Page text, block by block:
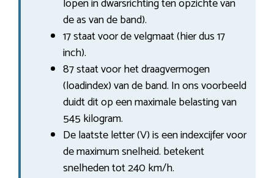
de as van de band).
17 staat voor de velgmaat (hier dus 17
inch).
87 staat voor het draagvermogen
(loadindex) van de band. In ons voorbeeld
duidt dit op een maximale belasting van
545 kilogram.
De laatste letter (V) is een indexcijfer voor
de maximum snelheid. betekent
snelheden tot 240 km/h.